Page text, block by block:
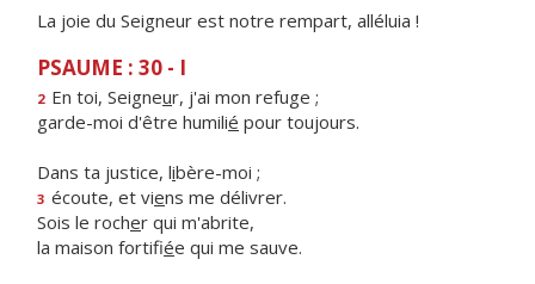
La joie du Seigneur est notre rempart, alléluia !
PSAUME : 30 - I
2 En toi, Seigneur, j'ai mon refuge ;
garde-moi d'être humilié pour toujours.
Dans ta justice, libère-moi ;
3 écoute, et viens me délivrer.
Sois le rocher qui m'abrite,
la maison fortifiée qui me sauve.